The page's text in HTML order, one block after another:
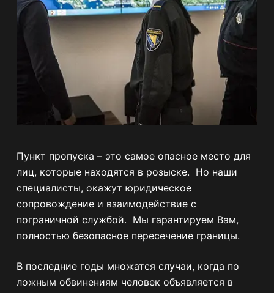
Пункт пропуска – это самое опасное место для
лиц, которые находятся в розыске. Но наши
специалисты, окажут юридическое
сопровождение и взаимодействие с
пограничной службой. Мы гарантируем Вам,
полностью безопасное пересечение границы.
В последние годы множатся случаи, когда по
ложным обвинениям человек объявляется в